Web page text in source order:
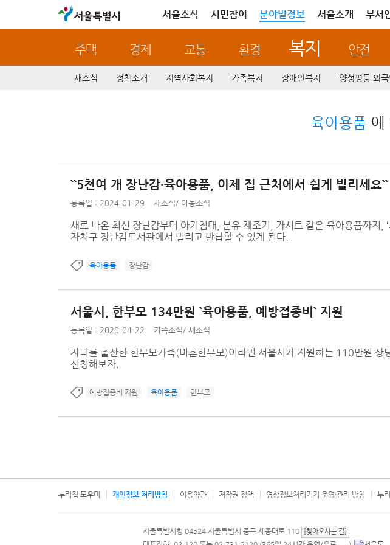
서울특별시 서울소식 시민참여 분야별정보 서울소개 부서
주택 경제 교통 환경 복지 안전
새소식 정책소개 지역사회복지 가족복지 장애인복지 양성평등·외
육아용품 에
``5천여 개 장난감·육아용품, 이제 집 근처에서 쉽게 빌리세요``
등록일 : 2024-01-29 새소식/ 아동소식
새로 나온 최신 장난감부터 아기침대, 분유 제조기, 카시트 같은 육아용품까지
자치구 장난감도서관에서 빌리고 반납할 수 있게 된다.
육아용품 장난감
서울시, 한부모 134만원 `육아용품, 예방접종비` 지원
등록일 : 2020-04-22 가족소식/ 새소식
자녀를 출산한 한부모가족(미혼한부모)이라면 서울시가 지원하는 110만원 상
신청해보자.
예방접종비 지원 육아용품 한부모
누리집 도우미 개인정보 처리방침 이용약관 저작권 정책 영상정보처리기기 운영·관리 방침 누
문의 전화번호 120, 120 다산콜재단
서울특별시청 04524 서울특별시 중구 세종대로 110 [찾아오시는 길]